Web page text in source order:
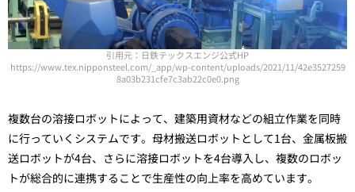
引用元：日鉄テックスエンジ公式HP
https://www.tex.nipponsteel.com/_app/wp-content/uploads/2021/11/42e3527259
8a03b231cfe7c3ab22c0e0.png
複数台の溶接ロボットによって、建築用資材などの組立作業を同時
に行っていくシステムです。母材搬送ロボットとして1台、金属板搬
送ロボットが4台、さらに溶接ロボットを4台導入し、複数のロボッ
トが総合的に連携することで生産性の向上率を高めています。